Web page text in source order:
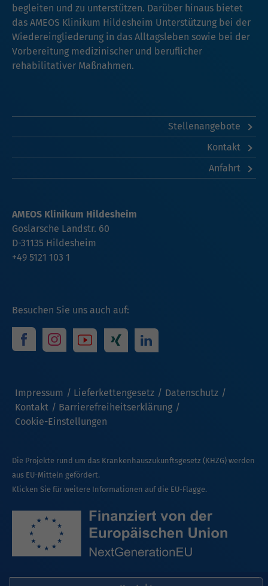
begleiten und zu unterstützen. Darüber hinaus bietet
das AMEOS Klinikum Hildesheim Unterstützung bei der
Wiedereingliederung in das Alltagsleben sowie bei der
Vorbereitung medizinischer und beruflicher
rehabilitativer Maßnahmen.
Stellenangebote
Kontakt
Anfahrt
Besuchen Sie uns auch auf:
Impressum Lieferkettengesetz
Datenschutz
Kontakt
Barrierefreiheitserklärung
Cookie-Einstellungen
AMEOS Klinikum Hildesheim
Goslarsche Landstr. 60
D-31135 Hildesheim
+49 5121 103 1
Die Projekte rund um das Krankenhauszukunftsgesetz (KHZG) werden
aus EU-Mitteln gefördert.
Klicken Sie für weitere Informationen auf die EU-Flagge.